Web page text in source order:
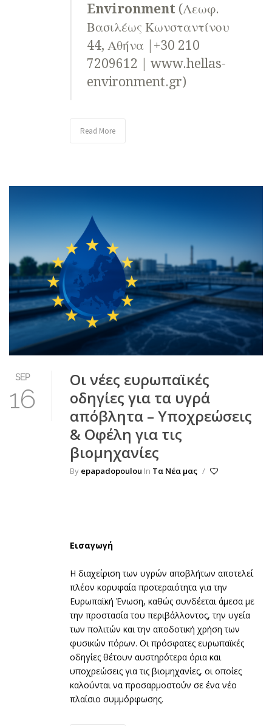
Environment (Λεωφ.
Βασιλέως Κωνσταντίνου
44, Αθήνα |+30 210
7209612 | www.hellas-
environment.gr)
Read More
SEP
16
Οι νέες ευρωπαϊκές
οδηγίες για τα υγρά
απόβλητα – Υποχρεώσεις
& Οφέλη για τις
βιομηχανίες
By epapadopoulou In Τα Νέα μας /
Εισαγωγή
Η διαχείριση των υγρών αποβλήτων αποτελεί
πλέον κορυφαία προτεραιότητα για την
Ευρωπαϊκή Ένωση, καθώς συνδέεται άμεσα με
την προστασία του περιβάλλοντος, την υγεία
των πολιτών και την αποδοτική χρήση των
φυσικών πόρων. Οι πρόσφατες ευρωπαϊκές
οδηγίες θέτουν αυστηρότερα όρια και
υποχρεώσεις για τις βιομηχανίες, οι οποίες
καλούνται να προσαρμοστούν σε ένα νέο
πλαίσιο συμμόρφωσης.